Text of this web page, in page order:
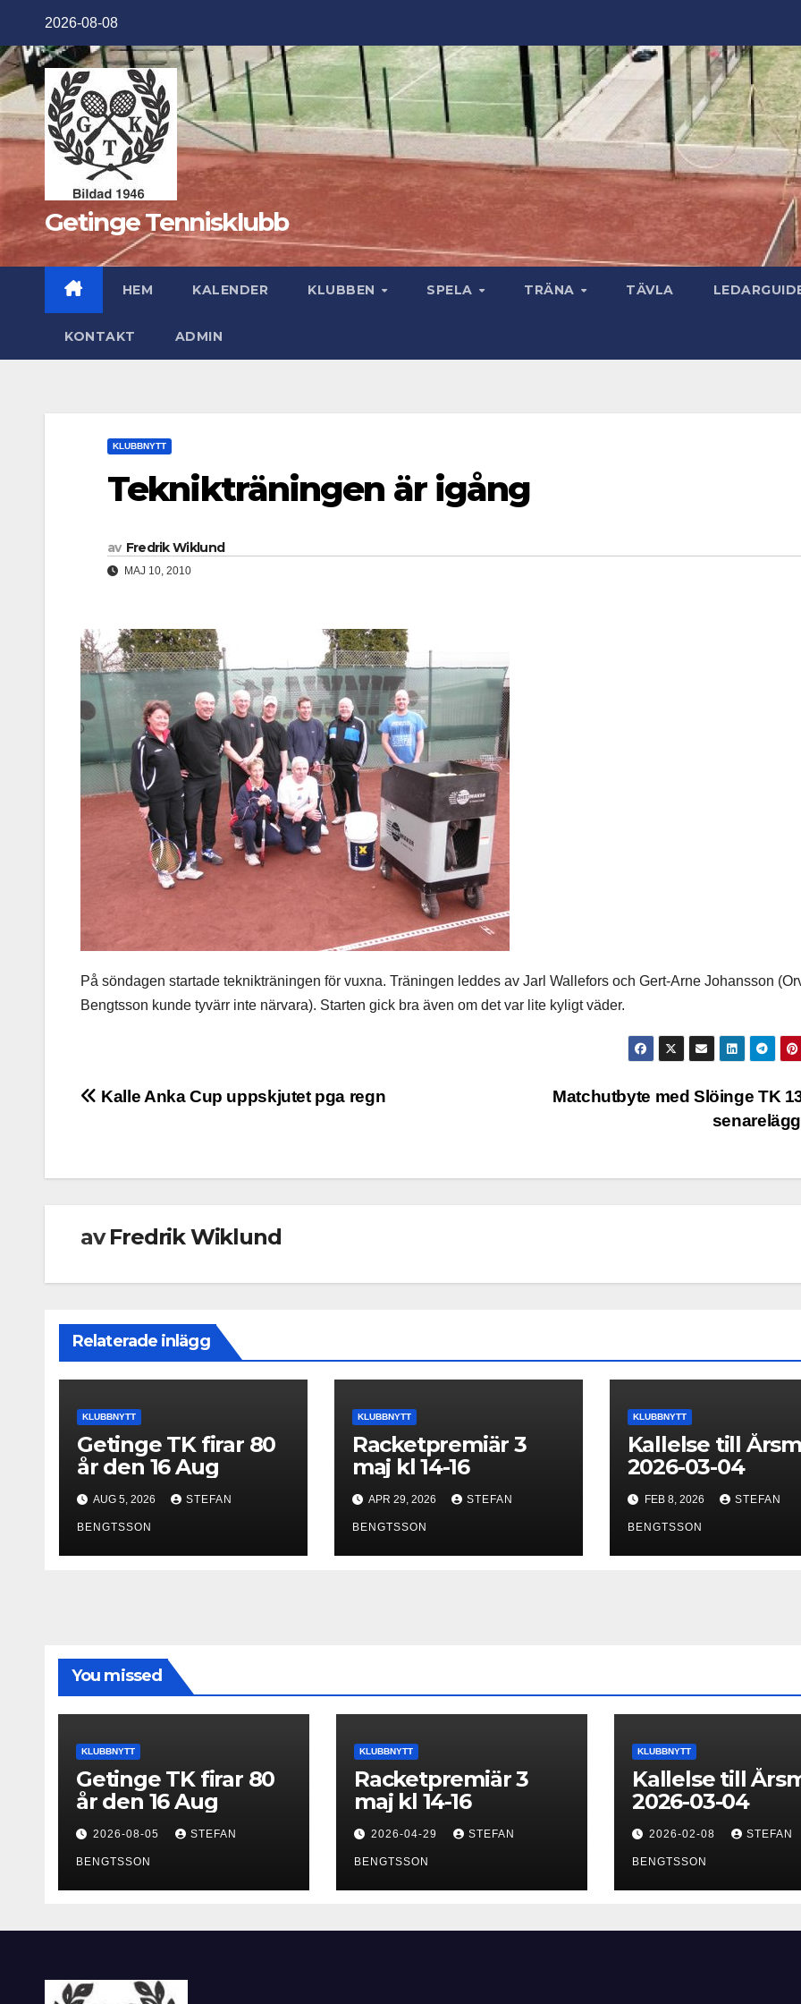
innehåll
2026-08-08
Getinge Tennisklubb
HEM KALENDER KLUBBEN SPELA TRÄNA TÄVLA
KONTAKT ADMIN
KLUBBNYTT
Teknikträningen är igång
av Fredrik Wiklund
MAJ 10, 2010
På söndagen startade teknikträningen för vuxna. Träningen leddes av Jarl Wallefors och Gert-Arne Johansson
Bengtsson kunde tyvärr inte närvara). Starten gick bra även om det var lite kyligt väder.
Inläggsnavigering
Matchutbyte med Slöinge TK
Kalle Anka Cup uppskjutet pga regn
avFredrik Wiklund
Relaterade inlägg
KLUBBNYTT
Getinge TK firar 80
år den 16 Aug
AUG 5, 2026 STEFAN
BENGTSSON
KLUBBNYTT
Racketpremiär 3
maj kl 14-16
APR 29, 2026 STEFAN
BENGTSSON
KLUBBNYTT
Kallelse till
2026-03-04
FEB 8, 2026 STEFAN
BENGTSSON
You missed
KLUBBNYTT
Getinge TK firar 80
år den 16 Aug
2026-08-05 STEFAN
BENGTSSON
KLUBBNYTT
Racketpremiär 3
maj kl 14-16
2026-04-29 STEFAN
BENGTSSON
KLUBBNYTT
Kallelse till
2026-03-04
2026-02-08 STEFAN
BENGTSSON